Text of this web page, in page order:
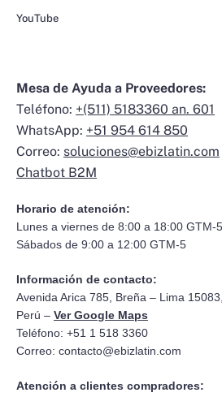
YouTube
Mesa de Ayuda a Proveedores:
Teléfono: +(511) 5183360 an. 601
WhatsApp: +51 954 614 850
Correo: soluciones@ebizlatin.com
Chatbot B2M
Horario de atención:
Lunes a viernes de 8:00 a 18:00 GTM-5
Sábados de 9:00 a 12:00 GTM-5
Información de contacto:
Avenida Arica 785, Breña – Lima 15083,
Perú – Ver Google Maps
Teléfono: +51 1 518 3360
Correo: contacto@ebizlatin.com
Atención a clientes compradores: